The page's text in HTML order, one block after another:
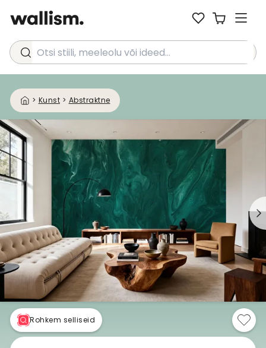
Otsi stiili, meeleolu või ideed...
> Kunst > Abstraktne
Rohkem selliseid